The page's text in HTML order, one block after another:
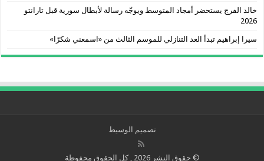
خالد الفرج يستحضر أمجاد المتوسط ويوجّه رسالة لأبطال سورية قبل تارانتو
2026
سيرا إبراهيم تبدأ العد التنازلي للموسم الثالث من «اسمعني شكرًا»
تصميم الوسيط
© حقوق النشر 2026 , كل الحقوق محفوظة